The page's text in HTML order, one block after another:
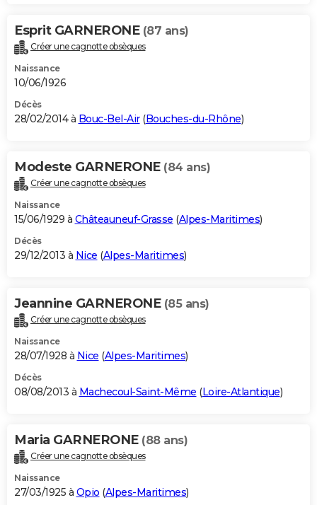
Esprit GARNERONE (87 ans)
Créer une cagnotte obsèques
Naissance
10/06/1926
Décès
28/02/2014 à Bouc-Bel-Air(Bouches-du-Rhône)
Modeste GARNERONE (84 ans)
Créer une cagnotte obsèques
Naissance
15/06/1929 à Châteauneuf-Grasse (Alpes-Maritimes)
Décès
29/12/2013 à Nice (Alpes-Maritimes)
Jeannine GARNERONE (85 ans)
Créer une cagnotte obsèques
Naissance
28/07/1928 à Nice (Alpes-Maritimes)
Décès
08/08/2013 à Machecoul-Saint-Même (Loire-Atlantique)
Maria GARNERONE (88 ans)
Créer une cagnotte obsèques
Naissance
27/03/1925 à Opio (Alpes-Maritimes)